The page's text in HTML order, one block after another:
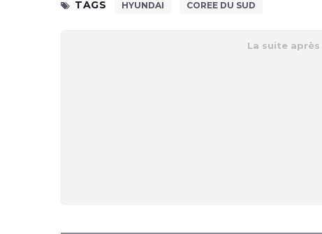
TAGS
HYUNDAI COREE DU SUD